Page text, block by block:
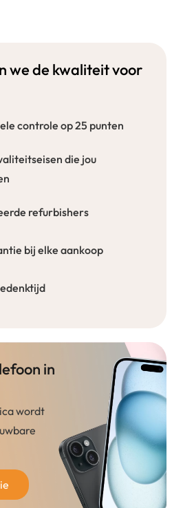
we de kwaliteit voor
controle op 25 punten
die jou
refurbishers
bij elke aankoop
in
wordt